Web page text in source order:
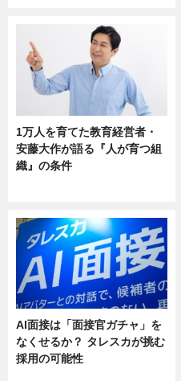
1万人を育てた教育経営者・
安藤大作が語る『人が育つ組
織』の条件
AI面接は「面接官ガチャ」を
なくせるか？ タレスカが挑む
採用の可能性